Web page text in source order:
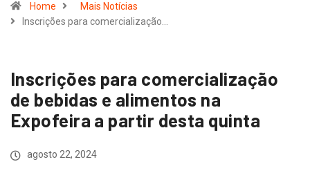
Home
Mais Notícias
Inscrições para comercialização…
Inscrições para comercialização
de bebidas e alimentos na
Expofeira a partir desta quinta
agosto 22, 2024